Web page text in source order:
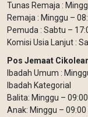
Tunas Remaja :
Remaja : Minggu –
Pemuda : Sabtu –
Komisi Usia Lanjut :
Pos Jemaat
Ibadah Umum :
Ibadah Kategorial
Balita: Minggu – 09:00
Anak: Minggu – 09:00